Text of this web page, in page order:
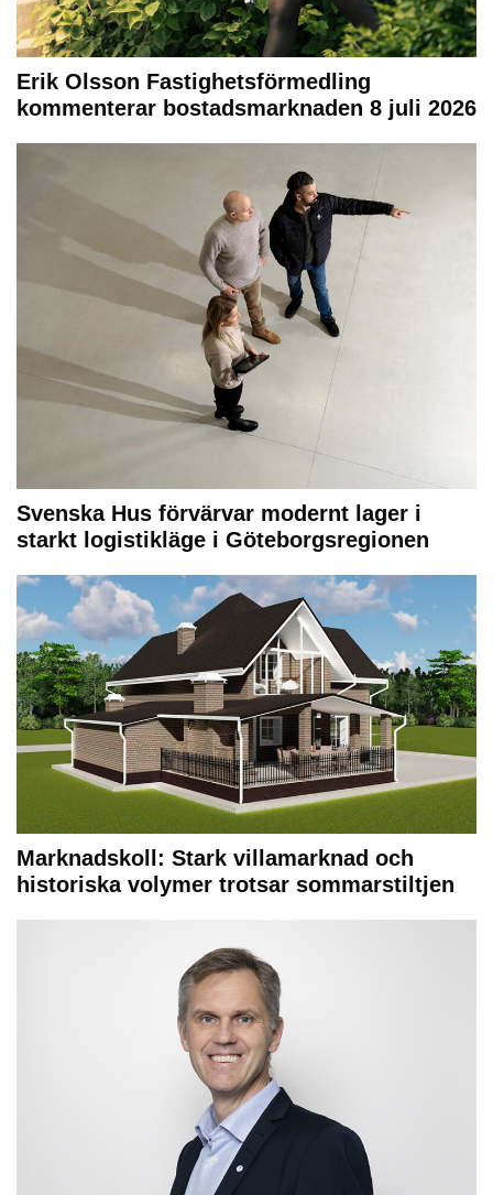
Erik Olsson Fastighetsförmedling
kommenterar bostadsmarknaden 8 juli 2026
Svenska Hus förvärvar modernt lager i
starkt logistikläge i Göteborgsregionen
Marknadskoll: Stark villamarknad och
historiska volymer trotsar sommarstiltjen